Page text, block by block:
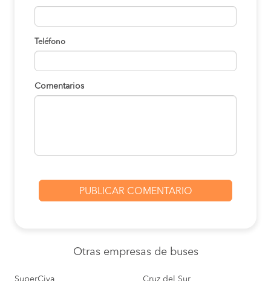
Teléfono
Comentarios
Otras empresas de buses
SuperCiva Cruz del Sur